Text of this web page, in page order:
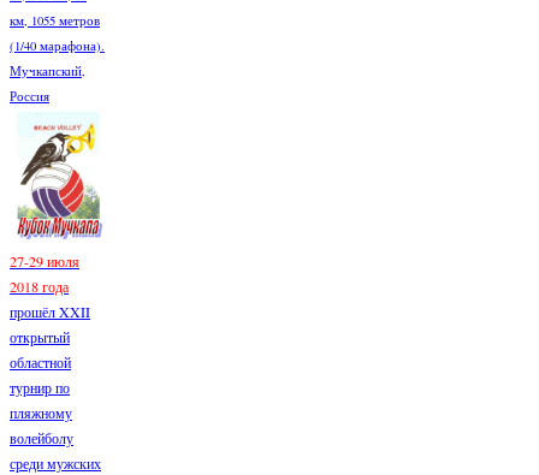
км, 1055 метров
(1/40 марафона).
Мучкапский,
Россия
27-29 июля
2018 года
прошёл XXII
открытый
областной
турнир по
пляжному
волейболу
среди мужских